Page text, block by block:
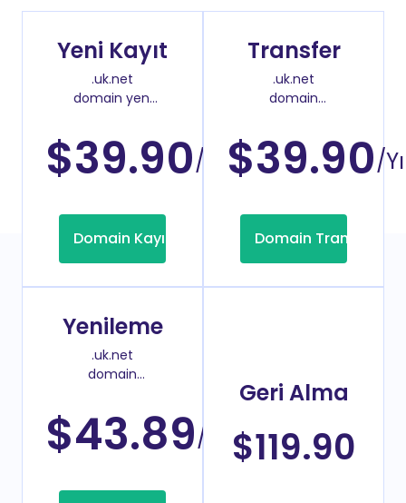
Yeni Kayıt
.uk.net
domain yeni
$39.90/Yıl
Domain Kayıt
Transfer
.uk.net
domain
$39.90/
Domain Transfer
Yenileme
.uk.net
domain
fiyatı
$43.89/Yıl
Geri Alma
$119.90